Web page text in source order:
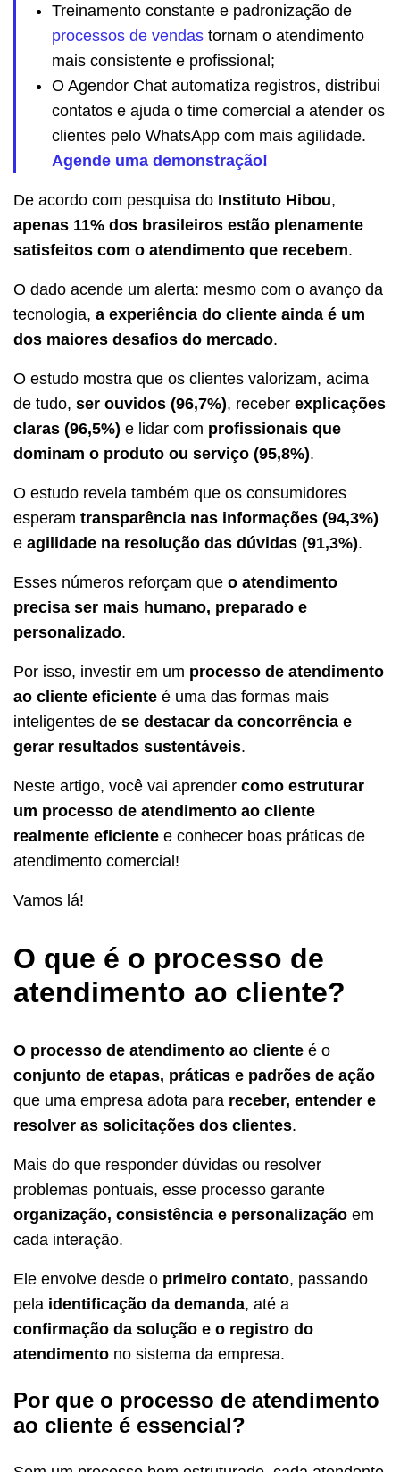
Treinamento constante e padronização de
processos de vendas tornam o atendimento
mais consistente e profissional;
O Agendor Chat automatiza registros, distribui
contatos e ajuda o time comercial a atender os
clientes pelo WhatsApp com mais agilidade.
Agende uma demonstração!
De acordo com pesquisa do Instituto Hibou,
apenas 11% dos brasileiros estão plenamente
satisfeitos com o atendimento que recebem.
O dado acende um alerta: mesmo com o avanço da
tecnologia, a experiência do cliente ainda é um
dos maiores desafios do mercado.
O estudo mostra que os clientes valorizam, acima
de tudo, ser ouvidos (96,7%), receber explicações
claras (96,5%) e lidar com profissionais que
dominam o produto ou serviço (95,8%).
O estudo revela também que os consumidores
esperam transparência nas informações (94,3%)
e agilidade na resolução das dúvidas (91,3%).
Esses números reforçam que o atendimento
precisa ser mais humano, preparado e
personalizado.
Por isso, investir em um processo de atendimento
ao cliente eficiente é uma das formas mais
inteligentes de se destacar da concorrência e
gerar resultados sustentáveis.
Neste artigo, você vai aprender como estruturar
um processo de atendimento ao cliente
realmente eficiente e conhecer boas práticas de
atendimento comercial!
Vamos lá!
O que é o processo de
atendimento ao cliente?
O processo de atendimento ao cliente é o
conjunto de etapas, práticas e padrões de ação
que uma empresa adota para receber, entender e
resolver as solicitações dos clientes.
Mais do que responder dúvidas ou resolver
problemas pontuais, esse processo garante
organização, consistência e personalização em
cada interação.
Ele envolve desde o primeiro contato, passando
pela identificação da demanda, até a
confirmação da solução e o registro do
atendimento no sistema da empresa.
Por que o processo de atendimento
ao cliente é essencial?